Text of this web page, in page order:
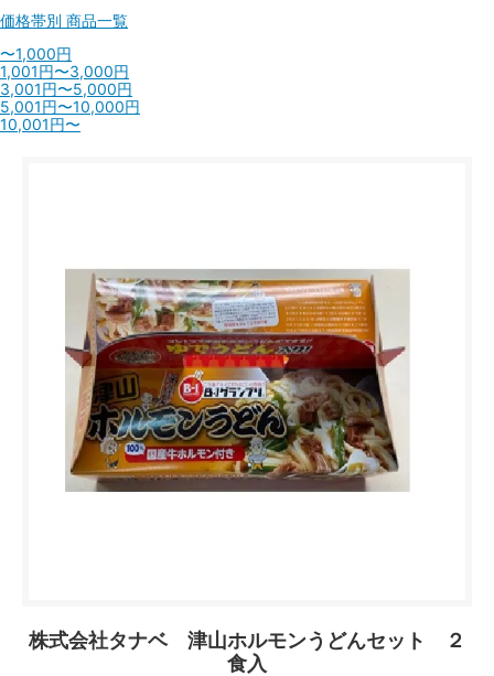
価格帯別 商品一覧
〜1,000円
1,001円〜3,000円
3,001円〜5,000円
5,001円〜10,000円
10,001円〜
株式会社タナベ 津山ホルモンうどんセット ２
食入